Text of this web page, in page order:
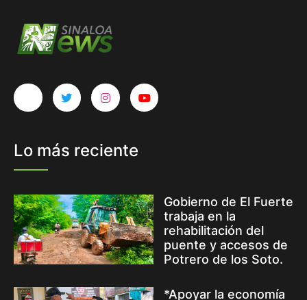
Lo más reciente
Gobierno de El Fuerte
trabaja en la
rehabilitación del
puente y accesos de
Potrero de los Soto.
*Apoyar la economía